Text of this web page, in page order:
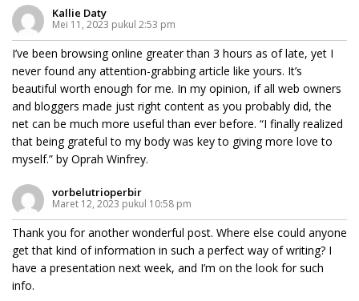
Kallie Daty
Mei 11, 2023 pukul 2:53 pm
I’ve been browsing online greater than 3 hours as of late, yet I
never found any attention-grabbing article like yours. It’s
beautiful worth enough for me. In my opinion, if all web owners
and bloggers made just right content as you probably did, the
net can be much more useful than ever before. “I finally realized
that being grateful to my body was key to giving more love to
myself.” by Oprah Winfrey.
vorbelutrioperbir
Maret 12, 2023 pukul 10:58 pm
Thank you for another wonderful post. Where else could anyone
get that kind of information in such a perfect way of writing? I
have a presentation next week, and I’m on the look for such
info.